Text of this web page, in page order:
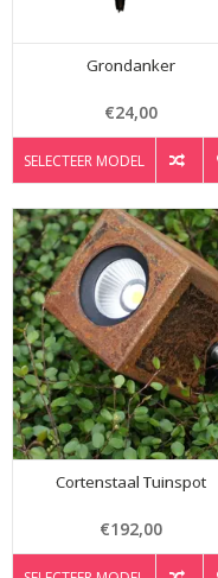
Grondanker
€24,00
SELECTEER MODEL
Cortenstaal Tuinspot
€192,00